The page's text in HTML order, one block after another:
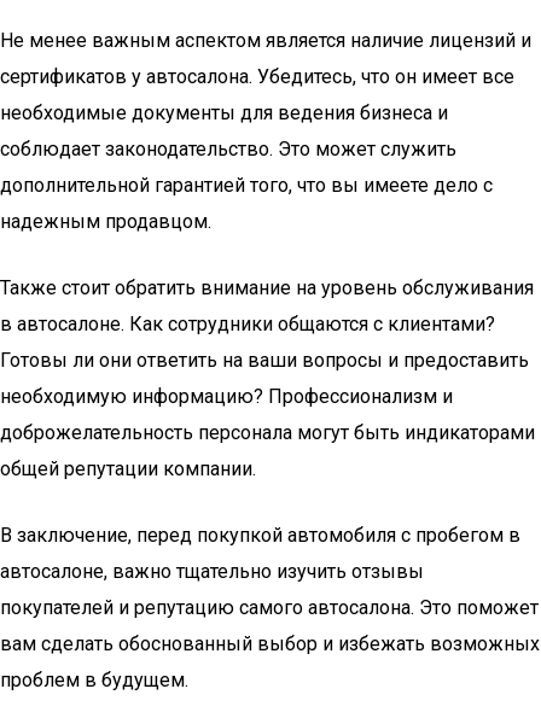
Не менее важным аспектом является наличие лицензий и
сертификатов у автосалона. Убедитесь, что он имеет все
необходимые документы для ведения бизнеса и
соблюдает законодательство. Это может служить
дополнительной гарантией того, что вы имеете дело с
надежным продавцом.
Также стоит обратить внимание на уровень обслуживания
в автосалоне. Как сотрудники общаются с клиентами?
Готовы ли они ответить на ваши вопросы и предоставить
необходимую информацию? Профессионализм и
доброжелательность персонала могут быть индикаторами
общей репутации компании.
В заключение, перед покупкой автомобиля с пробегом в
автосалоне, важно тщательно изучить отзывы
покупателей и репутацию самого автосалона. Это поможет
вам сделать обоснованный выбор и избежать возможных
проблем в будущем.